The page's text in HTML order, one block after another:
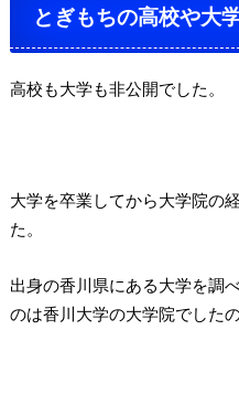
とぎもちの高校や大
高校も大学も非公開でした。
大学を卒業してから大学院の
た。
出身の香川県にある大学を調
のは香川大学の大学院でした